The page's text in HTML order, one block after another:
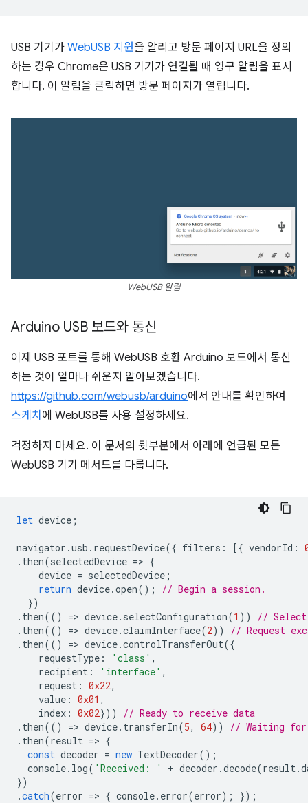
USB 기기가 WebUSB 지원을 알리고 방문 페이지 URL을 정의
하는 경우 Chrome은 USB 기기가 연결될 때 영구 알림을 표시
합니다. 이 알림을 클릭하면 방문 페이지가 열립니다.
WebUSB 알림
Arduino USB 보드와 통신
이제 USB 포트를 통해 WebUSB 호환 Arduino 보드에서 통신
하는 것이 얼마나 쉬운지 알아보겠습니다.
https://github.com/webusb/arduino에서 안내를 확인하여
스케치 에 WebUSB를 사용 설정하세요.
걱정하지 마세요. 이 문서의 뒷부분에서 아래에 언급된 모든
WebUSB 기기 메서드를 다룹니다.
let device ;
navigator .usb . requestDevice({ filters : [{ vendorId :
. then(selectedDevice => {
device = selectedDevice ;
return device.open();
// Begin a session.
})
. then(() => device. selectConfiguration(1 ))
//
. then(() => device.claimInterface(2))
// Request
. then(() => device.controlTransferOut({
requestType : 'class' ,
recipient : 'interface' ,
request : 0x22,
value : 0x01 ,
index : 0x02}))
// Ready to receive data
. then(() => device. transferIn(5, 64))
// Waiting for
. then(result => {
const decoder = new TextDecoder();
console. log( 'Received: ' + decoder .decode(result.
})
.catch(error => { console. error(error); });